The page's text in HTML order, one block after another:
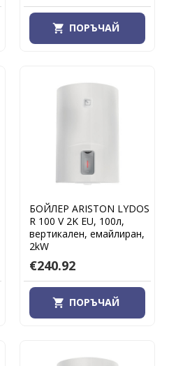
ПОРЪЧАЙ
БОЙЛЕР ARISTON LYDOS
R 100 V 2K EU, 100л,
вертикален, емайлиран,
2kW
€240.92
ПОРЪЧАЙ